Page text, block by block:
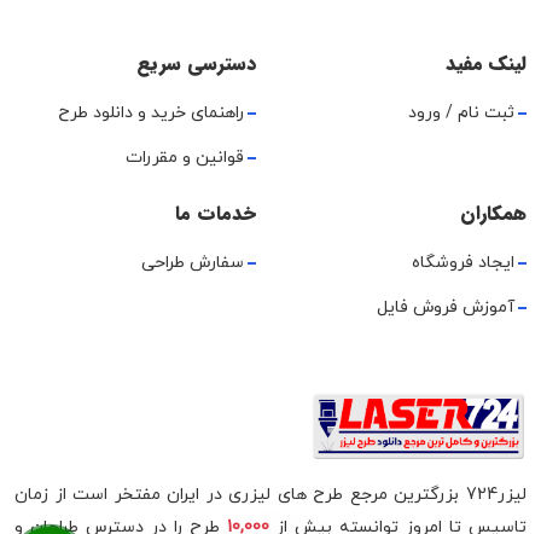
لینک مفید
ثبت نام / ورود
دسترسی سریع
راهنمای خرید و دانلود طرح
قوانین و مقررات
همکاران
ایجاد فروشگاه
آموزش فروش فایل
خدمات ما
سفارش طراحی
لیزر724 بزرگترین مرجع طرح های لیزری در ایران مفتخر است از زمان
تاسیس تا امروز توانسته بیش از 10,000 طرح را در دسترس طراحان و